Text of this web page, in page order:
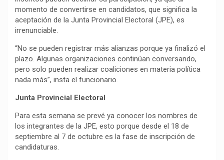
momento de convertirse en candidatos, que significa la
aceptación de la Junta Provincial Electoral (JPE), es
irrenunciable.
“No se pueden registrar más alianzas porque ya finalizó el
plazo. Algunas organizaciones continúan conversando,
pero solo pueden realizar coaliciones en materia política
nada más”, insta el funcionario.
Junta Provincial Electoral
Para esta semana se prevé ya conocer los nombres de
los integrantes de la JPE, esto porque desde el 18 de
septiembre al 7 de octubre es la fase de inscripción de
candidaturas.